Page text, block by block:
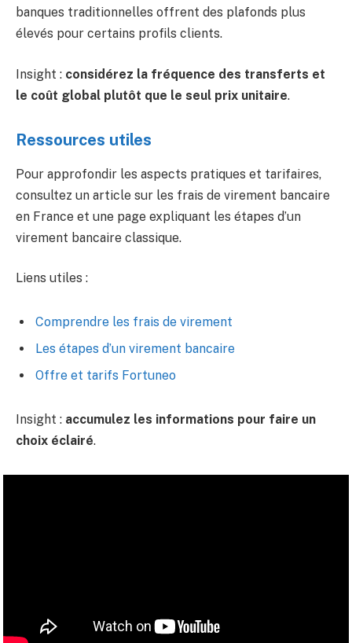
banques traditionnelles offrent des plafonds plus
élevés pour certains profils clients.
Insight : considérez la fréquence des transferts et
le coût global plutôt que le seul prix unitaire.
Ressources utiles
Pour approfondir les aspects pratiques et tarifaires,
consultez un article sur les frais de virement bancaire
en France et une page expliquant les étapes d’un
virement bancaire classique.
Liens utiles :
Comprendre les frais de virement
Les étapes d’un virement bancaire
Offre et tarifs Fortuneo
Insight : accumulez les informations pour faire un
choix éclairé.